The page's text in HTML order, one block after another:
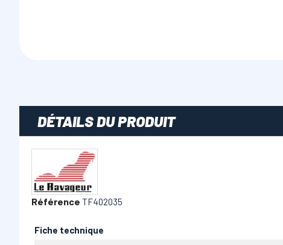
DÉTAILS DU PRODUIT
Référence TF402035
Fiche technique